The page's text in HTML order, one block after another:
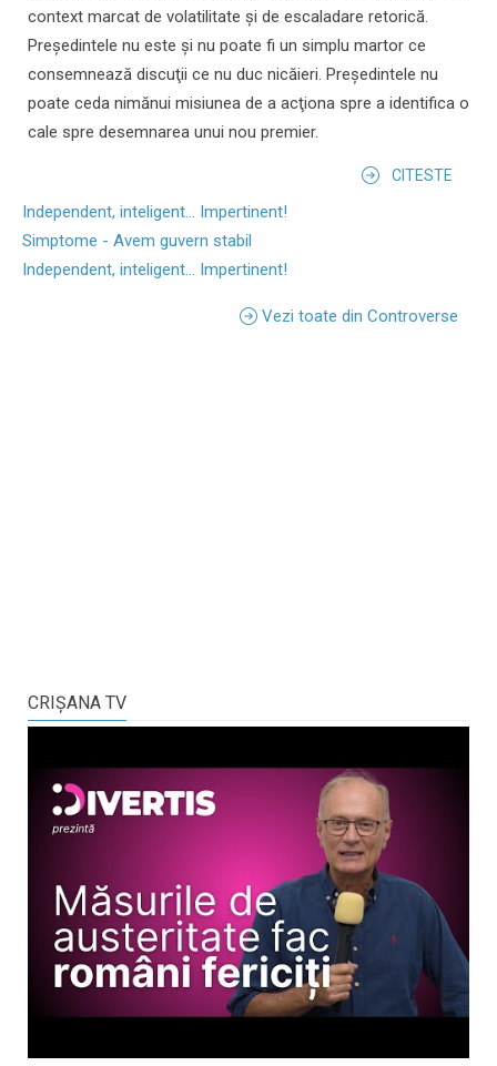
context marcat de volatilitate şi de escaladare retorică.
Preşedintele nu este şi nu poate fi un simplu martor ce
consemnează discuţii ce nu duc nicăieri. Preşedintele nu
poate ceda nimănui misiunea de a acţiona spre a identifica o
cale spre desemnarea unui nou premier.
CITESTE
Independent, inteligent... Impertinent!
Simptome - Avem guvern stabil
Independent, inteligent... Impertinent!
Vezi toate din Controverse
CRIŞANA TV